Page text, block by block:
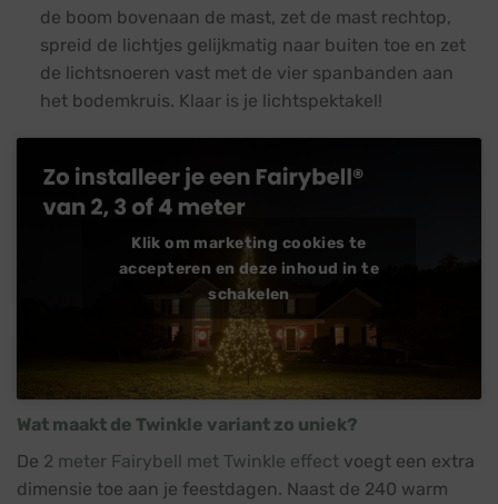
de boom bovenaan de mast, zet de mast rechtop,
spreid de lichtjes gelijkmatig naar buiten toe en zet
de lichtsnoeren vast met de vier spanbanden aan
het bodemkruis. Klaar is je lichtspektakel!
Klik om marketing cookies te
accepteren en deze inhoud in te
schakelen
Wat maakt de Twinkle variant zo uniek?
De 2 meter Fairybell met Twinkle effect voegt een extra
dimensie toe aan je feestdagen. Naast de 240 warm